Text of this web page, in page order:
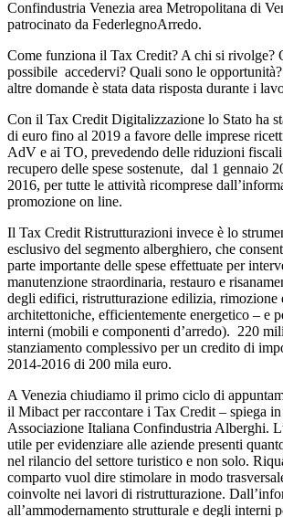
Confindustria Venezia area Metropolitana di
patrocinato da FederlegnoArredo.
Come funziona il Tax Credit? A chi si rivolge?
possibile accedervi? Quali sono le opportunità?
altre domande è stata data risposta durante i
Con il Tax Credit Digitalizzazione lo Stato ha
di euro fino al 2019 a favore delle imprese
AdV e ai TO, prevedendo delle riduzioni
recupero delle spese sostenute, dal 1 gennaio
2016, per tutte le attività ricomprese
promozione on line.
Il Tax Credit Ristrutturazioni invece è lo
esclusivo del segmento alberghiero, che
parte importante delle spese effettuate per
manutenzione straordinaria, restauro e
degli edifici, ristrutturazione edilizia, rimozione
architettoniche, efficientemente energetico – e
interni (mobili e componenti d’arredo). 220
stanziamento complessivo per un credito di
2014-2016 di 200 mila euro.
A Venezia chiudiamo il primo ciclo di
il Mibact per raccontare i Tax Credit – spiega in
Associazione Italiana Confindustria Alberghi.
utile per evidenziare alle aziende presenti
nel rilancio del settore turistico e non solo.
comparto vuol dire stimolare in modo
coinvolte nei lavori di ristrutturazione.
all’ammodernamento strutturale e degli interni